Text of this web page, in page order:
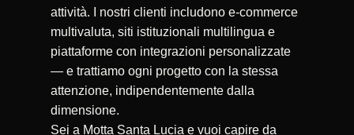
attività. I nostri clienti includono e-commerce
multivaluta, siti istituzionali multilingua e
piattaforme con integrazioni personalizzate
— e trattiamo ogni progetto con la stessa
attenzione, indipendentemente dalla
dimensione.
Sei a Motta Santa Lucia e vuoi capire da